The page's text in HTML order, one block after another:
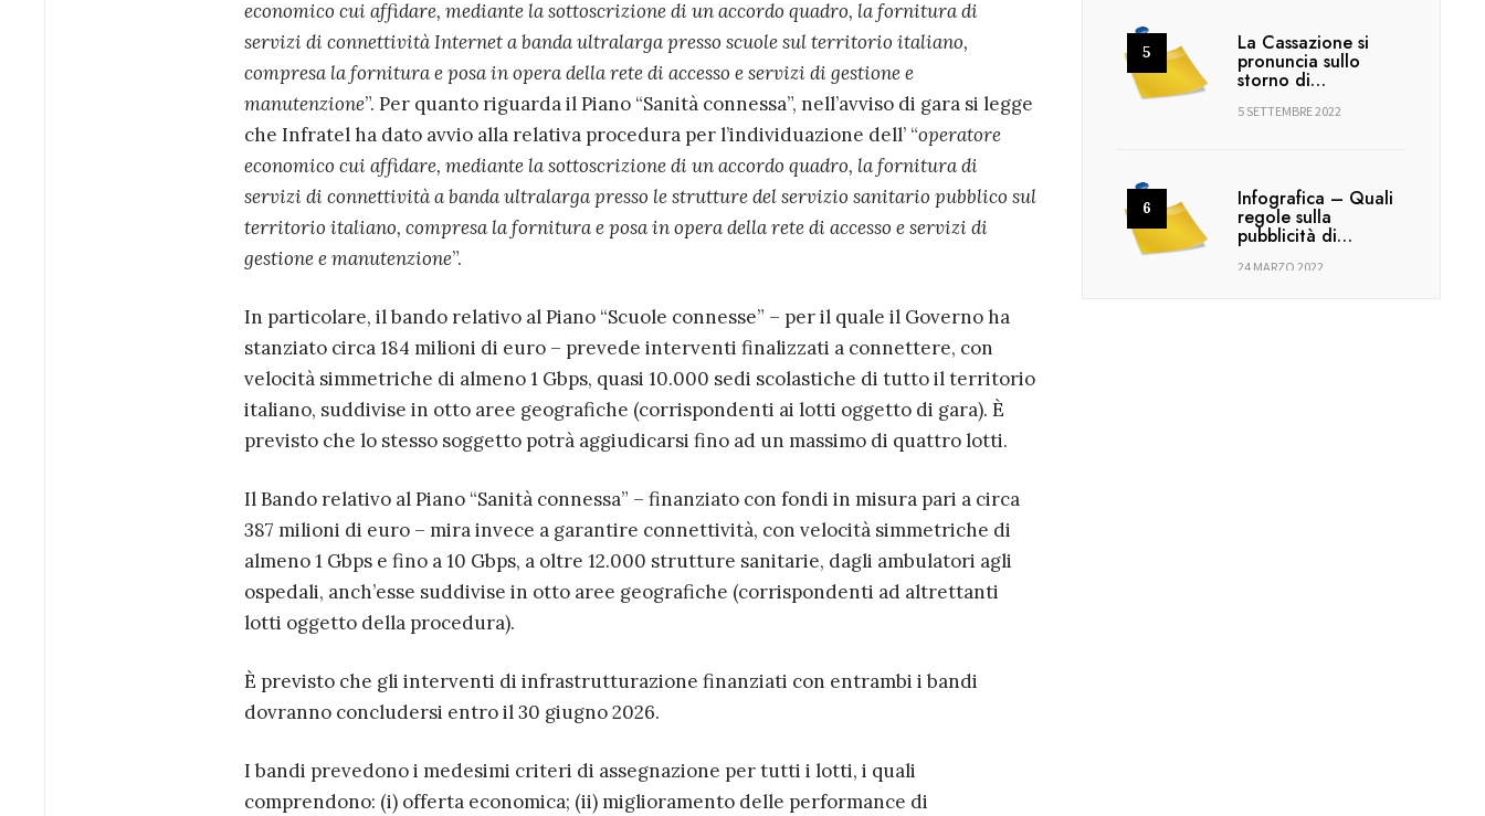
economico cui affidare, mediante la sottoscrizione di un accordo quadro, la fornitura di
servizi di connettività Internet a banda ultralarga presso scuole sul territorio italiano,
compresa la fornitura e posa in opera della rete di accesso e servizi di gestione e
manutenzione”. Per quanto riguarda il Piano “Sanità connessa”, nell’avviso di gara si legge
che Infratel ha dato avvio alla relativa procedura per l’individuazione dell’ “operatore
economico cui affidare, mediante la sottoscrizione di un accordo quadro, la fornitura di
servizi di connettività a banda ultralarga presso le strutture del servizio sanitario pubblico sul
territorio italiano, compresa la fornitura e posa in opera della rete di accesso e servizi di
gestione e manutenzione”.
In particolare, il bando relativo al Piano “Scuole connesse” – per il quale il Governo ha
stanziato circa 184 milioni di euro – prevede interventi finalizzati a connettere, con
velocità simmetriche di almeno 1 Gbps, quasi 10.000 sedi scolastiche di tutto il territorio
italiano, suddivise in otto aree geografiche (corrispondenti ai lotti oggetto di gara). È
previsto che lo stesso soggetto potrà aggiudicarsi fino ad un massimo di quattro lotti.
Il Bando relativo al Piano “Sanità connessa” – finanziato con fondi in misura pari a circa
387 milioni di euro – mira invece a garantire connettività, con velocità simmetriche di
almeno 1 Gbps e fino a 10 Gbps, a oltre 12.000 strutture sanitarie, dagli ambulatori agli
ospedali, anch’esse suddivise in otto aree geografiche (corrispondenti ad altrettanti
lotti oggetto della procedura).
È previsto che gli interventi di infrastrutturazione finanziati con entrambi i bandi
dovranno concludersi entro il 30 giugno 2026.
I bandi prevedono i medesimi criteri di assegnazione per tutti i lotti, i quali
comprendono: (i) offerta economica; (ii) miglioramento delle performance di
La Cassazione si
pronuncia sullo
storno di…
5 SETTEMBRE 2022
Infografica – Quali
regole sulla
pubblicità di…
24 MARZO 2022